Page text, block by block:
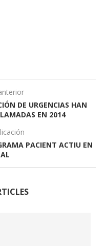
DE URGENCIAS HAN
EN 2014
PACIENT ACTIU EN